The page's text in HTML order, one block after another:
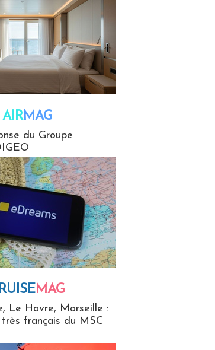
AIRMAG
du Groupe
MAG
Le Havre, Marseille :
français du MSC